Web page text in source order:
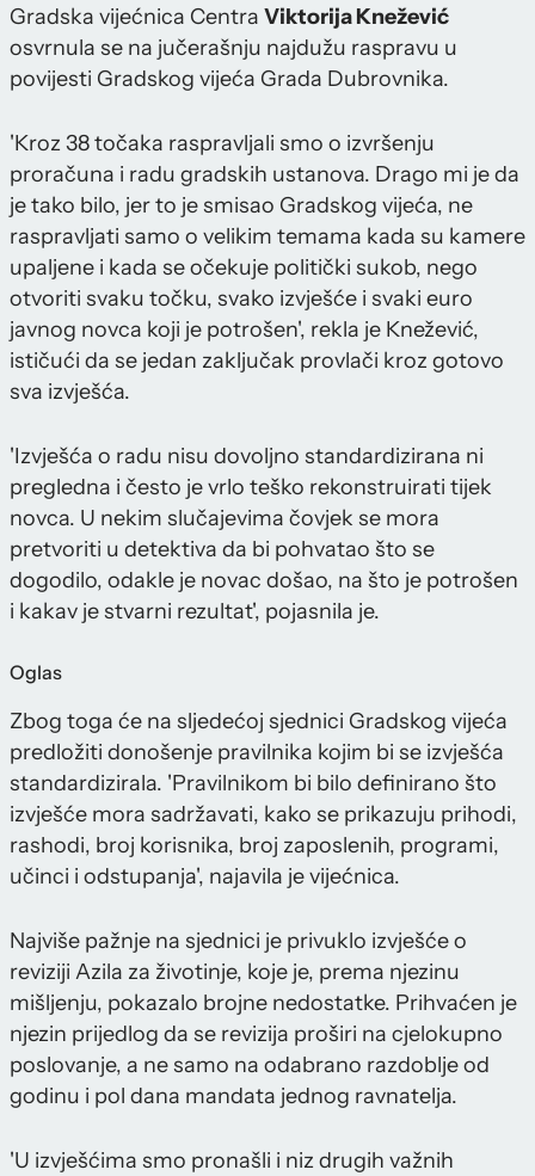
Gradska vijećnica Centra Viktorija Knežević
osvrnula se na jučerašnju najdužu raspravu u
povijesti Gradskog vijeća Grada Dubrovnika.
'Kroz 38 točaka raspravljali smo o izvršenju
proračuna i radu gradskih ustanova. Drago mi je da
je tako bilo, jer to je smisao Gradskog vijeća, ne
raspravljati samo o velikim temama kada su kamere
upaljene i kada se očekuje politički sukob, nego
otvoriti svaku točku, svako izvješće i svaki euro
javnog novca koji je potrošen', rekla je Knežević,
ističući da se jedan zaključak provlači kroz gotovo
sva izvješća.
'Izvješća o radu nisu dovoljno standardizirana ni
pregledna i često je vrlo teško rekonstruirati tijek
novca. U nekim slučajevima čovjek se mora
pretvoriti u detektiva da bi pohvatao što se
dogodilo, odakle je novac došao, na što je potrošen
i kakav je stvarni rezultat', pojasnila je.
Oglas
Zbog toga će na sljedećoj sjednici Gradskog vijeća
predložiti donošenje pravilnika kojim bi se izvješća
standardizirala. 'Pravilnikom bi bilo definirano što
izvješće mora sadržavati, kako se prikazuju prihodi,
rashodi, broj korisnika, broj zaposlenih, programi,
učinci i odstupanja', najavila je vijećnica.
Najviše pažnje na sjednici je privuklo izvješće o
reviziji Azila za životinje, koje je, prema njezinu
mišljenju, pokazalo brojne nedostatke. Prihvaćen je
njezin prijedlog da se revizija proširi na cjelokupno
poslovanje, a ne samo na odabrano razdoblje od
godinu i pol dana mandata jednog ravnatelja.
'U izvješćima smo pronašli i niz drugih važnih